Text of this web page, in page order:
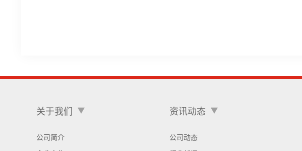
关于我们
公司简介
资讯动态
公司动态